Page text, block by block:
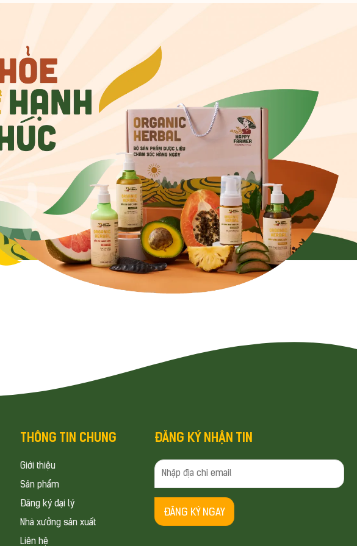
THÔNG TIN CHUNG
Giới thiệu
Sản phẩm
Đăng ký đại lý
Nhà xưởng sản xuất
Liên hệ
ĐĂNG KÝ NHẬN TIN